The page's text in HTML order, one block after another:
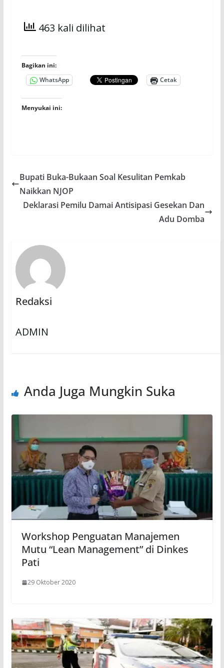
463 kali dilihat
Bagikan ini:
WhatsApp
Cetak
Menyukai ini:
Bupati Buka-Bukaan Soal Kesulitan Pemkab
Naikkan NJOP
Deklarasi Pemilu Damai Antisipasi Gesekan Dan
Adu Domba
Redaksi
ADMIN
Anda Juga Mungkin Suka
Workshop Penguatan Manajemen
Mutu “Lean Management” di Dinkes
Pati
29 Oktober 2020